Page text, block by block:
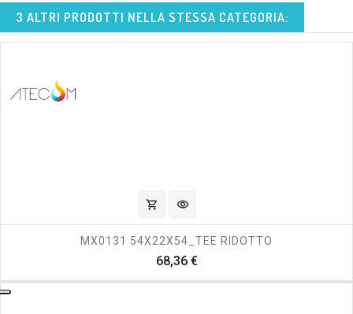
3 ALTRI PRODOTTI NELLA STESSA CATEGORIA:
shopping_cart visibility
MX0131 54X22X54_TEE RIDOTTO
68,36 €Prezzo